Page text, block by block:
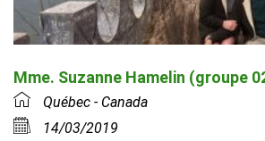
Mme. Suzanne Hamelin (groupe
Québec - Canada
14/03/2019